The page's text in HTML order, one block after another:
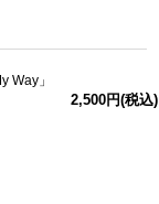
Way」
2,500円(税込)